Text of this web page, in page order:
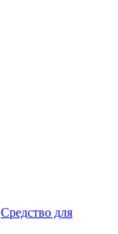
Средство для